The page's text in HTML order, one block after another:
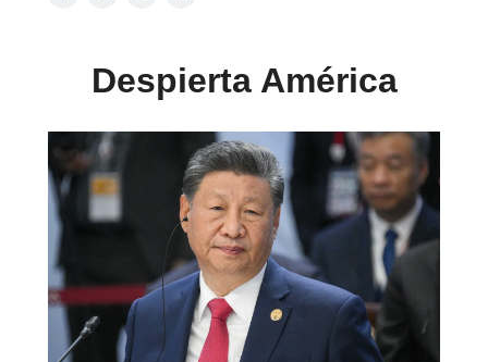
Despierta América